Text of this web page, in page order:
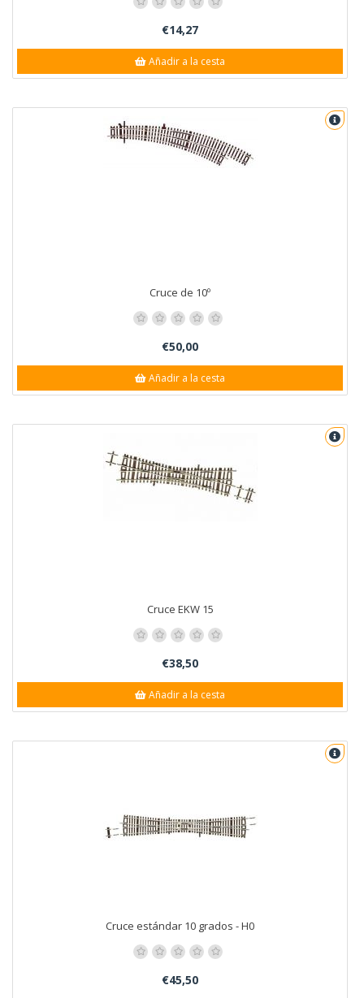
€14,27
Añadir a la cesta
Cruce de 10º
€50,00
Añadir a la cesta
Cruce EKW 15
€38,50
Añadir a la cesta
Cruce estándar 10 grados - H0
€45,50